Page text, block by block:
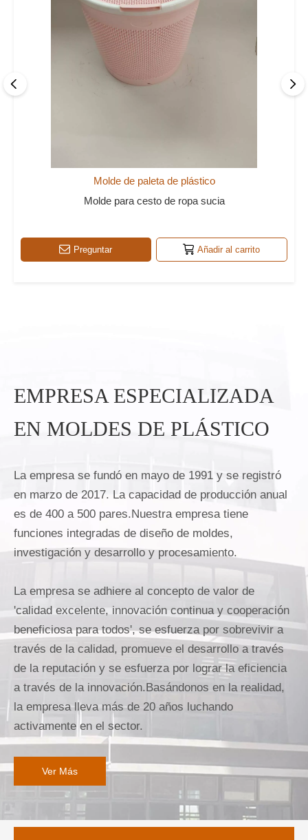
Molde de paleta de plástico
Molde para cesto de ropa sucia
Preguntar Añadir al carrito
EMPRESA ESPECIALIZADA
EN MOLDES DE PLÁSTICO
La empresa se fundó en mayo de 1991 y se registró
en marzo de 2017. La capacidad de producción anual
es de 400 a 500 pares.Nuestra empresa tiene
funciones integradas de diseño de moldes,
investigación y desarrollo y procesamiento.
La empresa se adhiere al concepto de valor de
'calidad excelente, innovación continua y cooperación
beneficiosa para todos', se esfuerza por sobrevivir a
través de la calidad, promueve el desarrollo a través
de la reputación y se esfuerza por lograr la eficiencia
a través de la innovación.Basándonos en la realidad,
la empresa lleva más de 20 años luchando
activamente en el sector.
Ver Más